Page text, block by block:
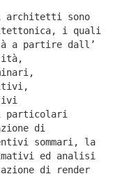
sono
i quali
a partire dall’
particolari
di
sommari, la
ed analisi
di render